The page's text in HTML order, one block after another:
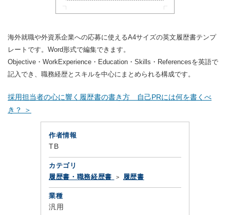
海外就職や外資系企業への応募に使えるA4サイズの英文履歴書テンプ
レートです。Word形式で編集できます。
Objective・WorkExperience・Education・Skills・Referencesを英語で
記入でき、職務経歴とスキルを中心にまとめられる構成です。
採用担当者の心に響く履歴書の書き方 自己PRには何を書くべ
き？ ＞
作者情報
TB
カテゴリ
履歴書・職務経歴書
履歴書
業種
汎用